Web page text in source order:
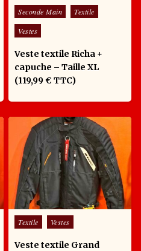
Posted in
Seconde Main
Textile
Vestes
Veste textile Richa +
capuche – Taille XL
(119,99 € TTC)
Posted in
Textile Vestes
Veste textile Grand